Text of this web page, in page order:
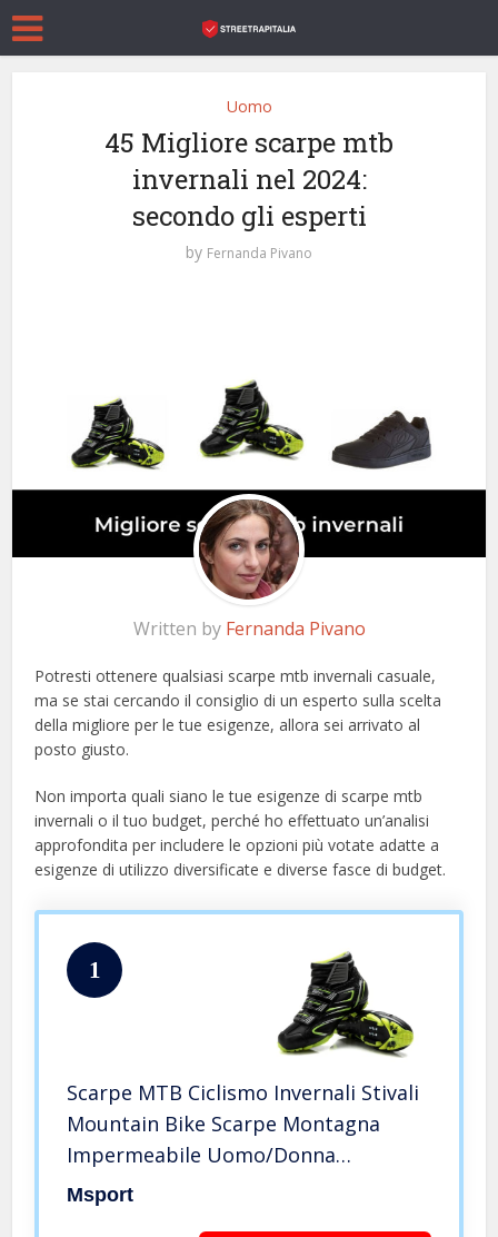
Uomo
45 Migliore scarpe mtb
invernali nel 2024:
secondo gli esperti
by Fernanda Pivano
Written by Fernanda Pivano
Potresti ottenere qualsiasi scarpe mtb invernali casuale,
ma se stai cercando il consiglio di un esperto sulla scelta
della migliore per le tue esigenze, allora sei arrivato al
posto giusto.
Non importa quali siano le tue esigenze di scarpe mtb
invernali o il tuo budget, perché ho effettuato un’analisi
approfondita per includere le opzioni più votate adatte a
esigenze di utilizzo diversificate e diverse fasce di budget.
1
Scarpe MTB Ciclismo Invernali Stivali
Mountain Bike Scarpe Montagna
Impermeabile Uomo/Donna
Compatibile SPD – 44 EU
Msport